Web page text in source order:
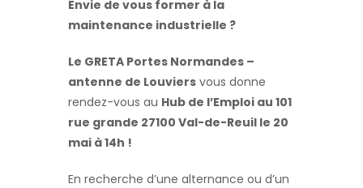
Envie de vous former à la
maintenance industrielle ?
Le GRETA Portes Normandes –
antenne de Louviers vous donne
rendez-vous au Hub de l’Emploi au 101
rue grande 27100 Val-de-Reuil le 20
mai à 14h !
En recherche d’une alternance ou d’un